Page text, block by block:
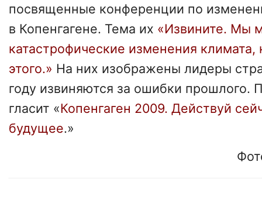
посвященные конференции по
в Копенгагене. Тема их «Извините. Мы
катастрофические изменения климата,
этого.» На них изображены лидеры
году извиняются за ошибки прошлого.
гласит «Копенгаген 2009. Действуй
будущее.»